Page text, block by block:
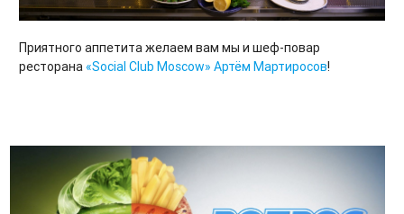
Приятного аппетита желаем вам мы и шеф-повар
ресторана «Social Club Moscow» Артём Мартиросов!